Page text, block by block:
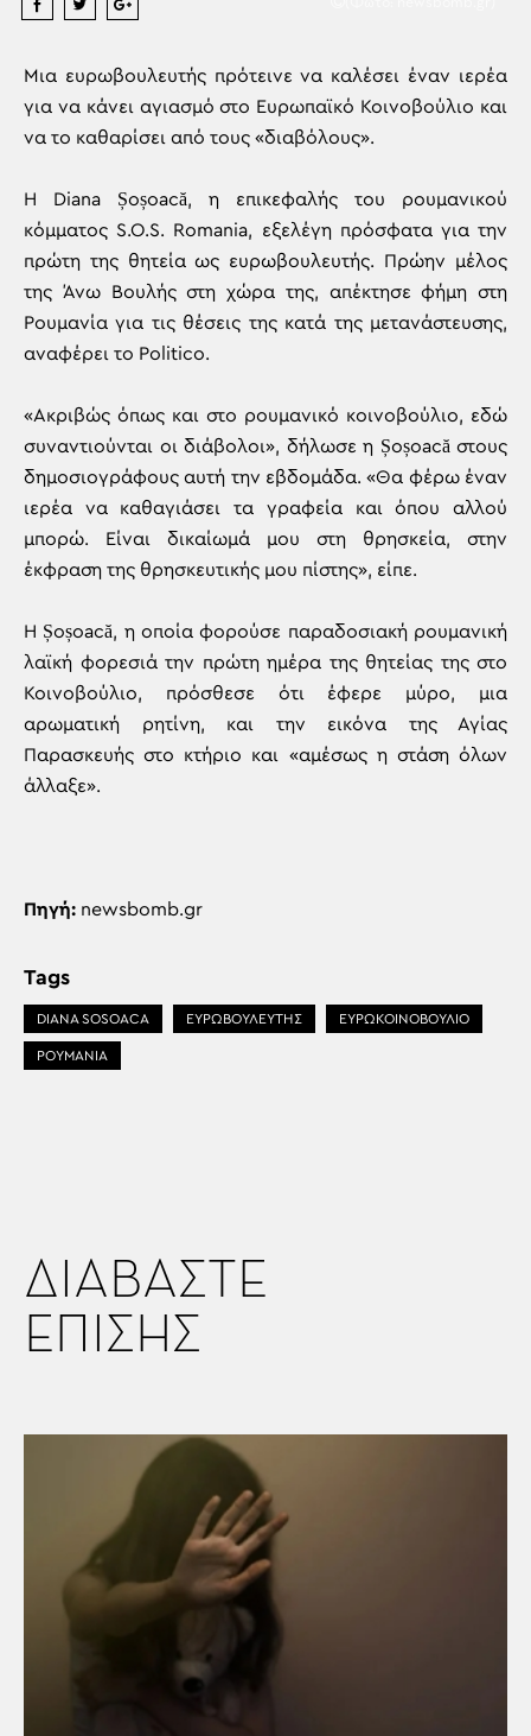
Μια ευρωβουλευτής πρότεινε να καλέσει έναν ιερέα
για να κάνει αγιασμό στο Ευρωπαϊκό Κοινοβούλιο και
να το καθαρίσει από τους «διαβόλους».
Η Diana Șoșoacă, η επικεφαλής του ρουμανικού
κόμματος S.O.S. Romania, εξελέγη πρόσφατα για την
πρώτη της θητεία ως ευρωβουλευτής. Πρώην μέλος
της Άνω Βουλής στη χώρα της, απέκτησε φήμη στη
Ρουμανία για τις θέσεις της κατά της μετανάστευσης,
αναφέρει το Politico.
«Ακριβώς όπως και στο ρουμανικό κοινοβούλιο, εδώ
συναντιούνται οι διάβολοι», δήλωσε η Șoșoacă στους
δημοσιογράφους αυτή την εβδομάδα. «Θα φέρω έναν
ιερέα να καθαγιάσει τα γραφεία και όπου αλλού
μπορώ. Είναι δικαίωμά μου στη θρησκεία, στην
έκφραση της θρησκευτικής μου πίστης», είπε.
Η Șoșoacă, η οποία φορούσε παραδοσιακή ρουμανική
λαϊκή φορεσιά την πρώτη ημέρα της θητείας της στο
Κοινοβούλιο, πρόσθεσε ότι έφερε μύρο, μια
αρωματική ρητίνη, και την εικόνα της Αγίας
Παρασκευής στο κτήριο και «αμέσως η στάση όλων
άλλαξε».
Πηγή: newsbomb.gr
Tags
DIANA SOSOACA ΕΥΡΩΒΟΥΛΕΥΤΗΣ ΕΥΡΩΚΟΙΝΟΒΟΥΛΙΟ
ΡΟΥΜΑΝΙΑ
ΔΙΑΒΑΣΤΕ
ΕΠΙΣΗΣ